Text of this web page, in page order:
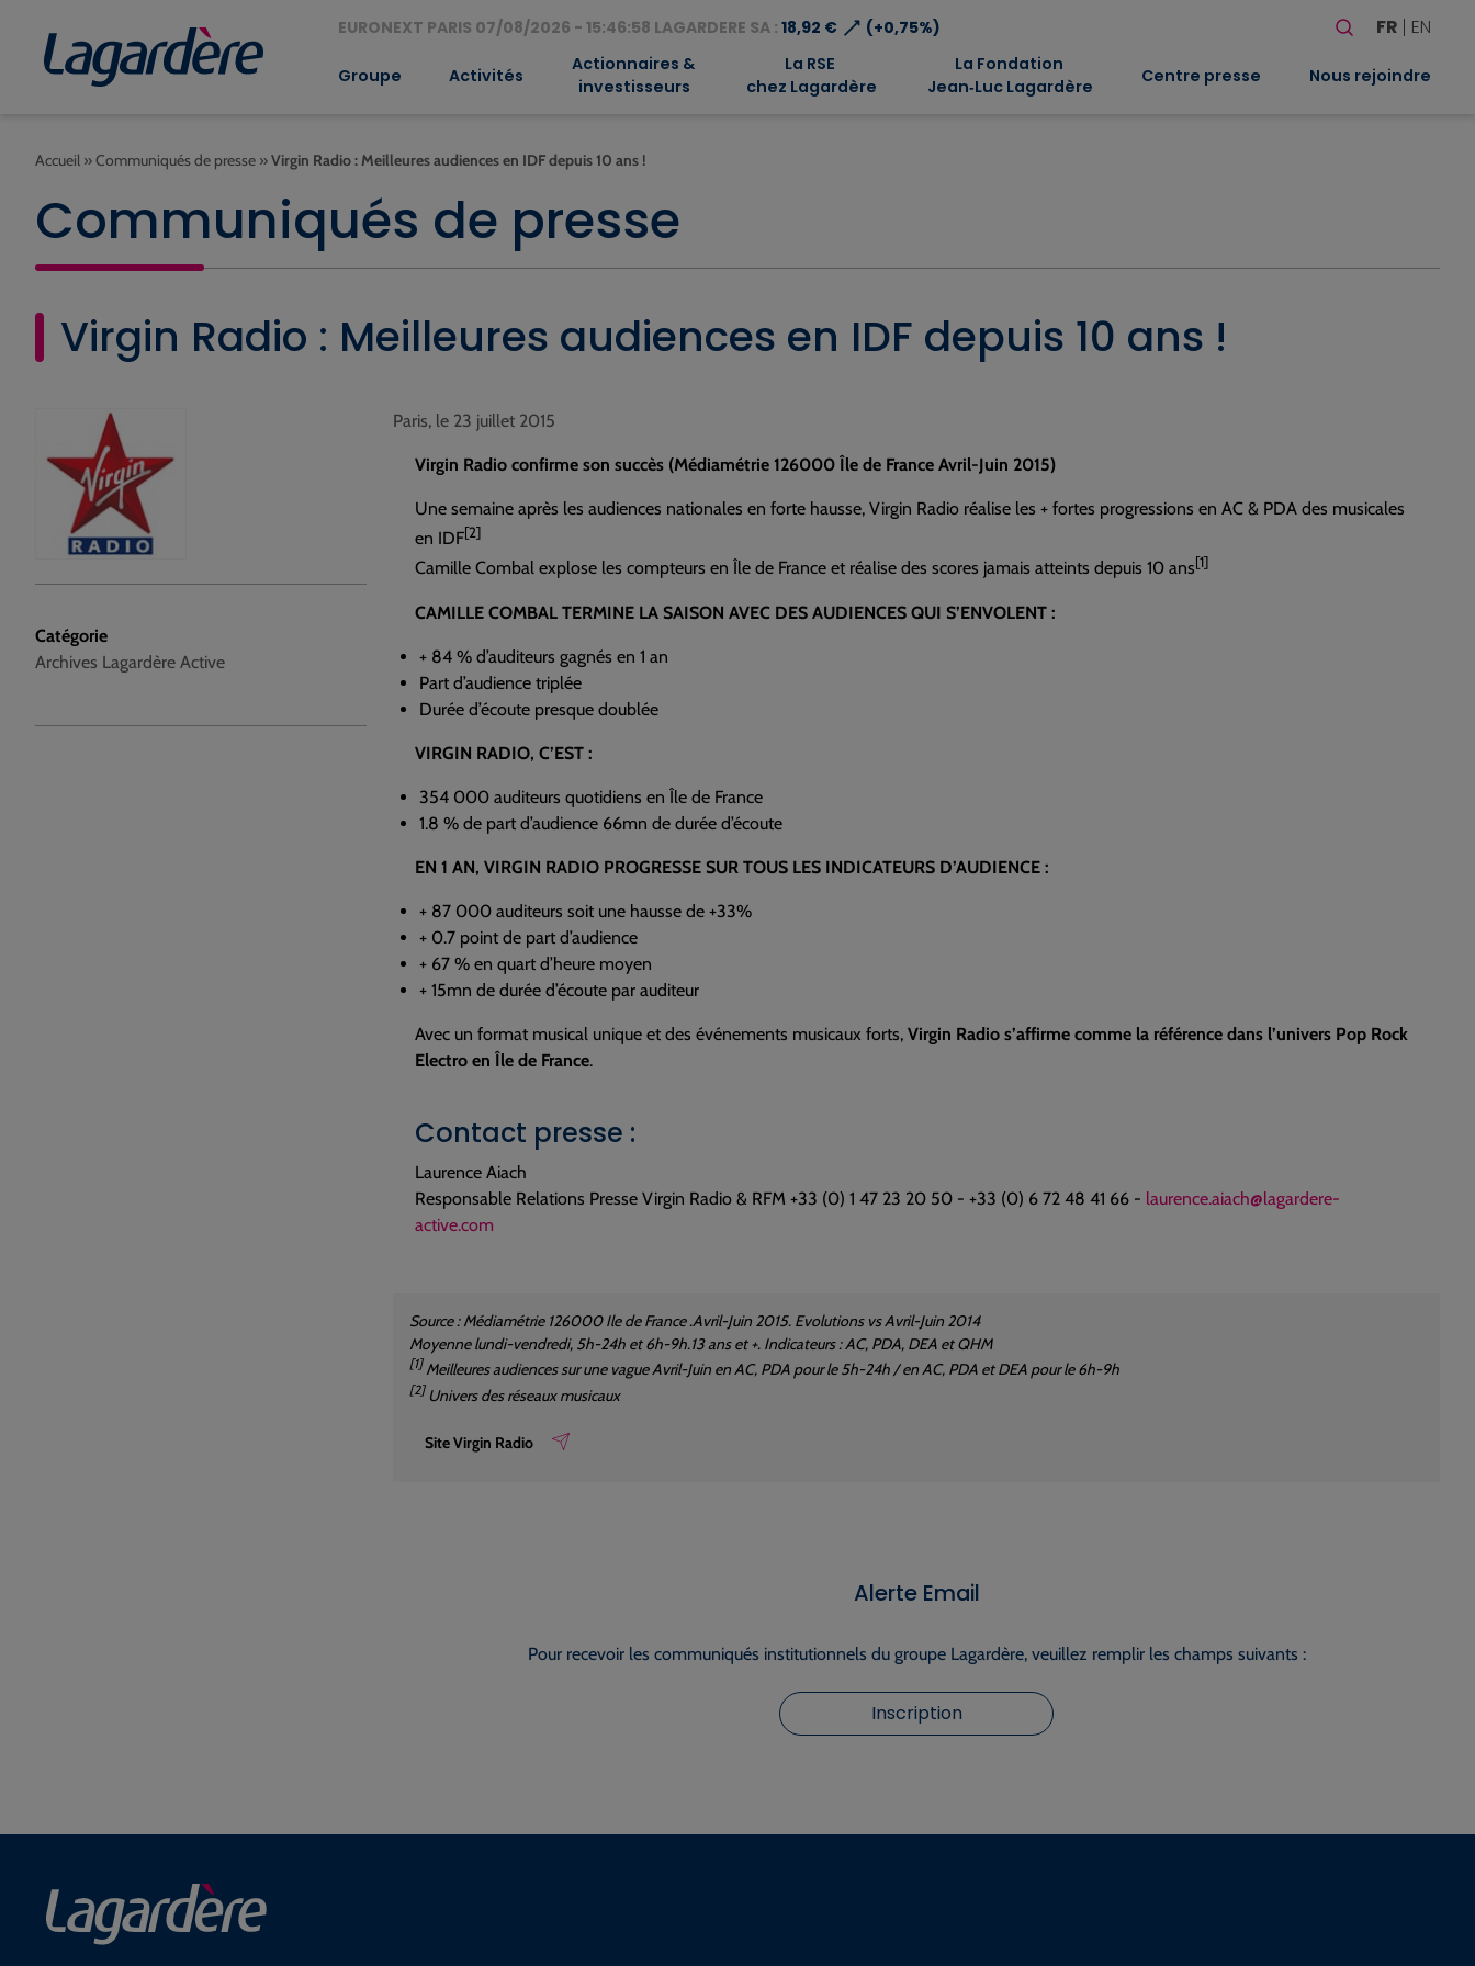
EURONEXT PARIS 07/08/2026 - 15:46:58 LAGARDERE SA : 18,92 €⟶ (+0,75%)
Rechercher
FR EN
Groupe Activités
Actionnaires &
investisseurs
La RSE
chez Lagardère
La Fondation
Jean‑Luc Lagardère
Centre presse Nous rejoindre
Accueil »Communiqués de presse »Virgin Radio : Meilleures audiences en IDF depuis 10 ans !
Communiqués de presse
Virgin Radio : Meilleures audiences en IDF depuis 10 ans !
Catégorie
Archives Lagardère Active
Paris, le 23 juillet 2015
Virgin Radio confirme son succès (Médiamétrie 126000 Île de France Avril-Juin 2015)
Une semaine après les audiences nationales en forte hausse, Virgin Radio réalise les + fortes progressions en AC & PDA des musicales
en IDF[2]
Camille Combal explose les compteurs en Île de France et réalise des scores jamais atteints depuis 10 ans[1]
CAMILLE COMBAL TERMINE LA SAISON AVEC DES AUDIENCES QUI S’ENVOLENT :
+ 84 % d’auditeurs gagnés en 1 an
Part d’audience triplée
Durée d’écoute presque doublée
VIRGIN RADIO, C’EST :
354 000 auditeurs quotidiens en Île de France
1.8 % de part d’audience 66mn de durée d’écoute
EN 1 AN, VIRGIN RADIO PROGRESSE SUR TOUS LES INDICATEURS D’AUDIENCE :
+ 87 000 auditeurs soit une hausse de +33%
+ 0.7 point de part d’audience
+ 67 % en quart d’heure moyen
+ 15mn de durée d’écoute par auditeur
Avec un format musical unique et des événements musicaux forts, Virgin Radio s’affirme comme la référence dans l’univers Pop Rock
Electro en Île de France.
Contact presse :
Laurence Aiach
Responsable Relations Presse Virgin Radio & RFM +33 (0) 1 47 23 20 50 - +33 (0) 6 72 48 41 66 - laurence.aiach@lagardere-
active.com
Source : Médiamétrie 126000 Ile de France .Avril-Juin 2015. Evolutions vs Avril-Juin 2014
Moyenne lundi-vendredi, 5h-24h et 6h-9h.13 ans et +. Indicateurs : AC, PDA, DEA et QHM
[1] Meilleures audiences sur une vague Avril-Juin en AC, PDA pour le 5h-24h / en AC, PDA et DEA pour le 6h-9h
[2]Univers des réseaux musicaux
Site Virgin Radio
Alerte Email
Pour recevoir les communiqués institutionnels du groupe Lagardère, veuillez remplir les champs suivants :
Inscription